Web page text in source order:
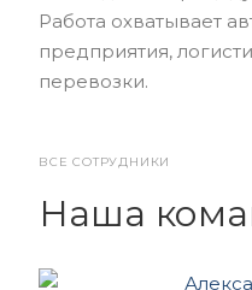
Работа охватывает
предприятия,
перевозки.
ВСЕ СОТРУДНИКИ
Наша